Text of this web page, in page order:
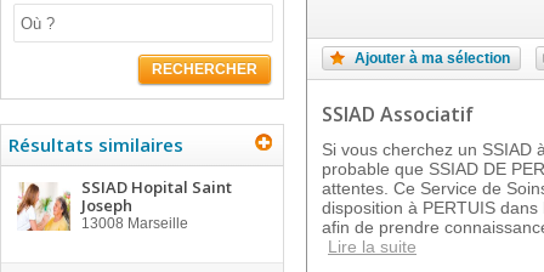
RECHERCHER
Résultats similaires
SSIAD Hopital Saint
Joseph
13008 Marseille
Ajouter à ma sélection
SSIAD Associatif
Si vous cherchez un SSIAD
probable que SSIAD DE
attentes. Ce Service de
disposition à PERTUIS
afin de prendre
Lire la suite